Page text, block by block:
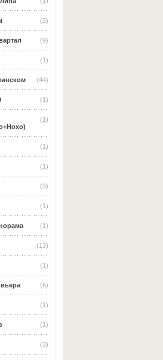
(2)
(9)
(1)
(44)
(1)
(1)
(1)
(1)
(3)
(1)
(1)
(13)
(1)
(6)
(1)
(1)
(3)